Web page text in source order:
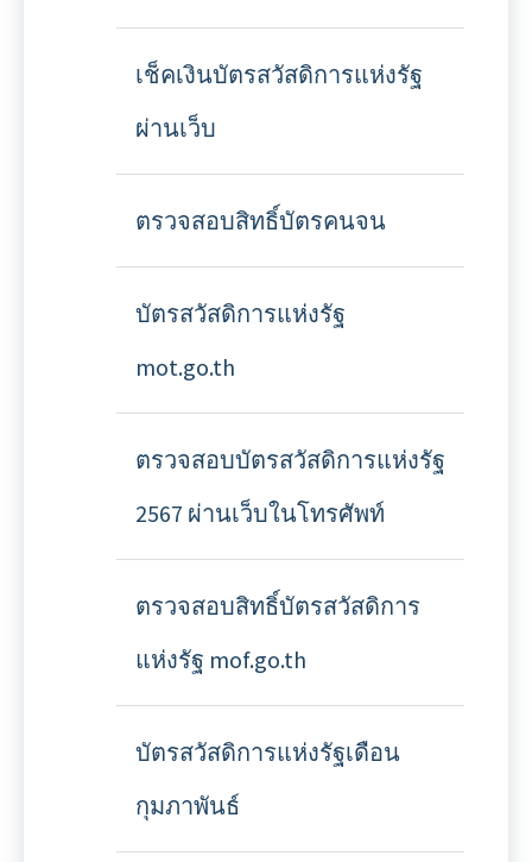
เช็คเงินบัตรสวัสดิการแห่งรัฐ
ผ่านเว็บ
ตรวจสอบสิทธิ์บัตรคนจน
บัตรสวัสดิการแห่งรัฐ
mot.go.th
ตรวจสอบบัตรสวัสดิการแห่งรัฐ
2567 ผ่านเว็บในโทรศัพท์
ตรวจสอบสิทธิ์บัตรสวัสดิการ
แห่งรัฐ mof.go.th
บัตรสวัสดิการแห่งรัฐเดือน
กุมภาพันธ์